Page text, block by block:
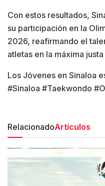
Con estos resultados,
su participación en la
2026, reafirmando el
atletas en la máxima
Los Jóvenes en Sinaloa
#Sinaloa #Taekwondo
RelacionadoArtículos